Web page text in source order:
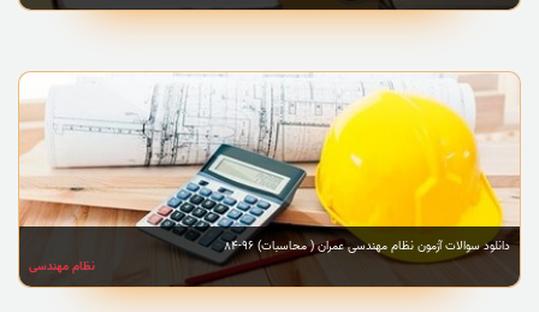
دانلود سوالات آزمون نظام مهندسی عمران ( محاسبات) 96-84
نظام مهندسی